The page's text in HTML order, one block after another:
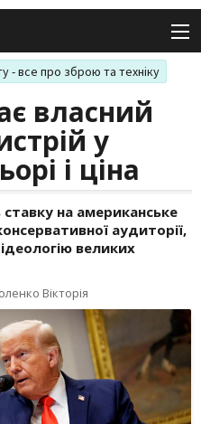
- все про зброю та техніку
власний
у
і ціна
на американське
аудиторії,
великих
Вікторія